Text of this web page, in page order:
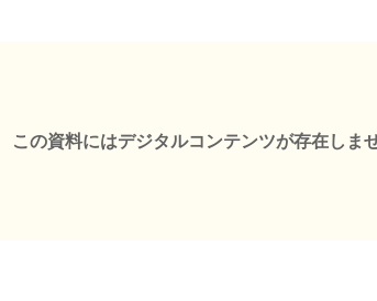
この資料にはデジタルコンテンツが存在しませ